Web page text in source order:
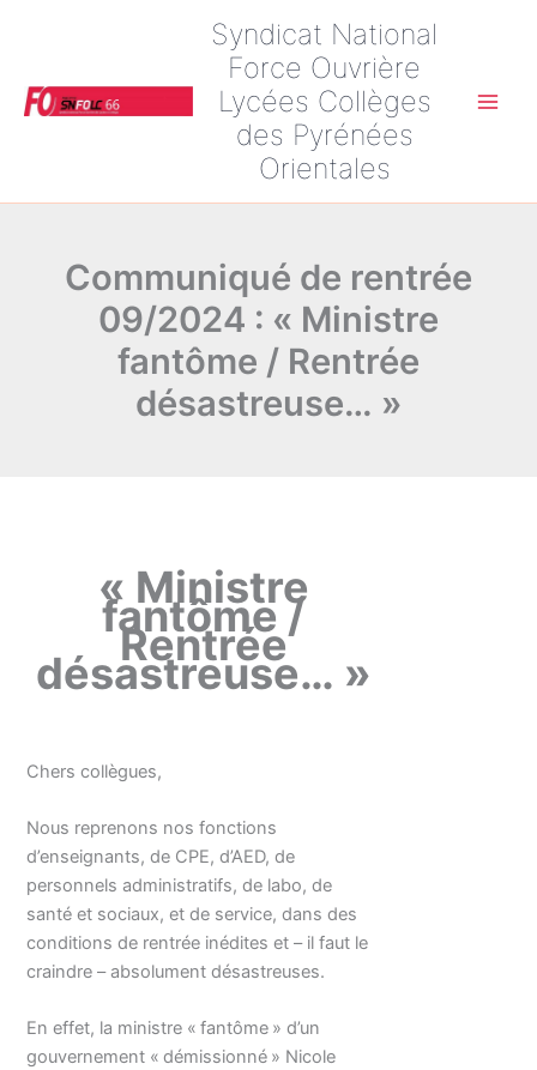
Syndicat National
Force Ouvrière
Lycées Collèges
des Pyrénées
Orientales
Communiqué de rentrée
09/2024 : « Ministre
fantôme / Rentrée
désastreuse… »
« Ministre
fantôme /
Rentrée
désastreuse… »
Chers collègues,
Nous reprenons nos fonctions
d’enseignants, de CPE, d’AED, de
personnels administratifs, de labo, de
santé et sociaux, et de service, dans des
conditions de rentrée inédites et – il faut le
craindre – absolument désastreuses.
En effet, la ministre « fantôme » d’un
gouvernement « démissionné » Nicole